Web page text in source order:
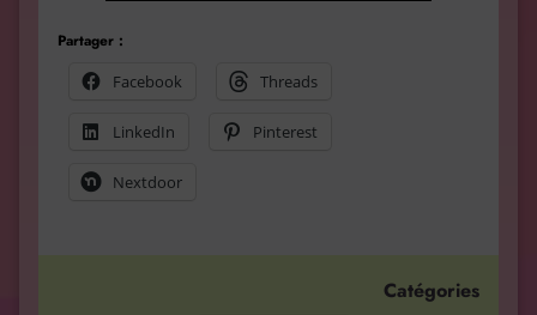
Partager :
Facebook
Threads
LinkedIn Pinterest
Nextdoor
Catégories